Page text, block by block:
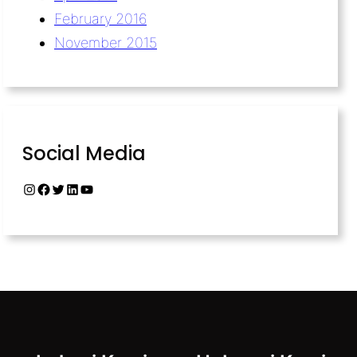
February 2016
November 2015
Social Media